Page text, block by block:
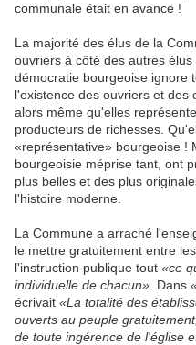
communale était en avance !
La majorité des élus de la
ouvriers à côté des autres
démocratie bourgeoise ignore
l'existence des ouvriers et des
alors même qu'elles
producteurs de richesses.
«représentative» bourgeoise !
bourgeoisie méprise tant, ont
plus belles et des plus
l'histoire moderne.
La Commune a arraché
le mettre gratuitement entre
l'instruction publique tout «ce
individuelle de chacun» . Dans
écrivait «La totalité des
ouverts au peuple
de toute ingérence de l'église